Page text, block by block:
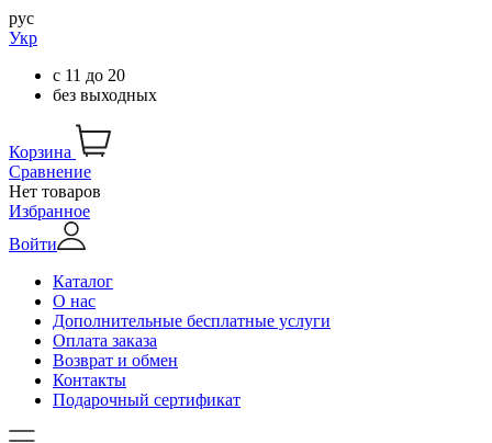
рус
Укр
с 11 до 20
без выходных
Корзина
Сравнение
Нет товаров
Избранное
Войти
Каталог
О нас
Дополнительные бесплатные услуги
Оплата заказа
Возврат и обмен
Контакты
Подарочный сертификат